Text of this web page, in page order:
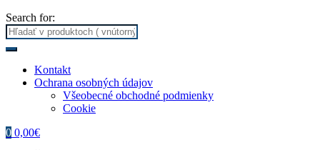
Search for:
Kontakt
Ochrana osobných údajov
Všeobecné obchodné podmienky
Cookie
0 0,00€